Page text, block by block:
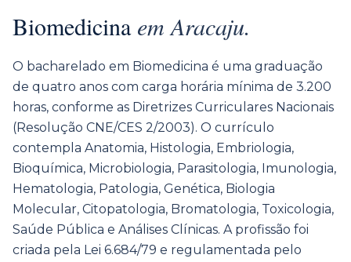
Biomedicina emAracaju.
O bacharelado em Biomedicina é uma graduação
de quatro anos com carga horária mínima de 3.200
horas, conforme as Diretrizes Curriculares Nacionais
(Resolução CNE/CES 2/2003). O currículo
contempla Anatomia, Histologia, Embriologia,
Bioquímica, Microbiologia, Parasitologia, Imunologia,
Hematologia, Patologia, Genética, Biologia
Molecular, Citopatologia, Bromatologia, Toxicologia,
Saúde Pública e Análises Clínicas. A profissão foi
criada pela Lei 6.684/79 e regulamentada pelo